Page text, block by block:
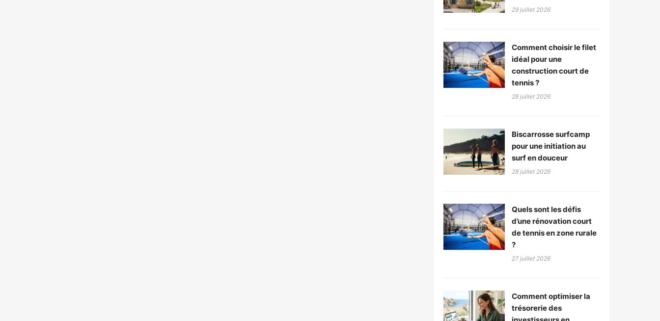
29 juillet 2026
Comment choisir le filet
idéal pour une
construction court de
tennis ?
28 juillet 2026
Biscarrosse surfcamp
pour une initiation au
surf en douceur
28 juillet 2026
Quels sont les défis
d’une rénovation court
de tennis en zone rurale
?
27 juillet 2026
Comment optimiser la
trésorerie des